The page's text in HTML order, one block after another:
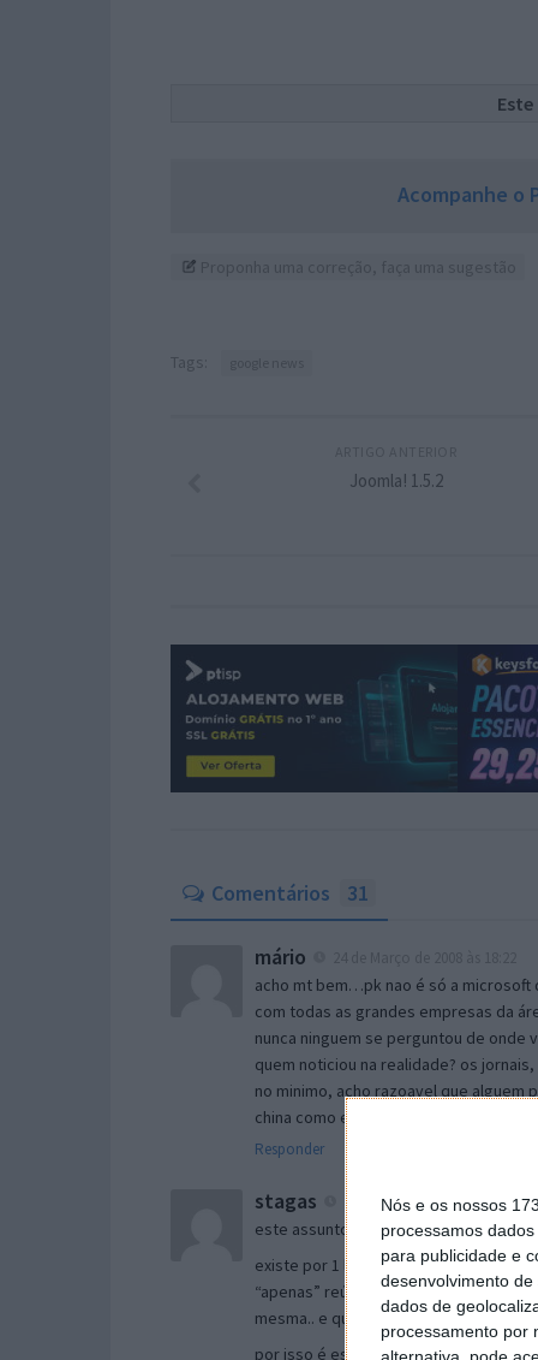
Nós e os nossos
processamos
para publicidade e
desenvolvimento de
dados de
processamento por
Acompanhe o
Tags:
Joomla! 1.5.2
Comentários 31
mário
acho mt bem…pk nao é só a
com todas as grandes empresas da
nunca ninguem se perguntou de onde
quem noticiou na realidade? os
no minimo, acho razoavel que alguem
china como em qq outro lugar.
Responder
stagas 24 de Março de 2008 às 18:33
este assunto parece-me ter 2 faces..
existe por 1 lado o “aproveitamento”
“apenas” reúne as notícias num único
mesma.. e quando se clica na notícia
por isso é estranho não?